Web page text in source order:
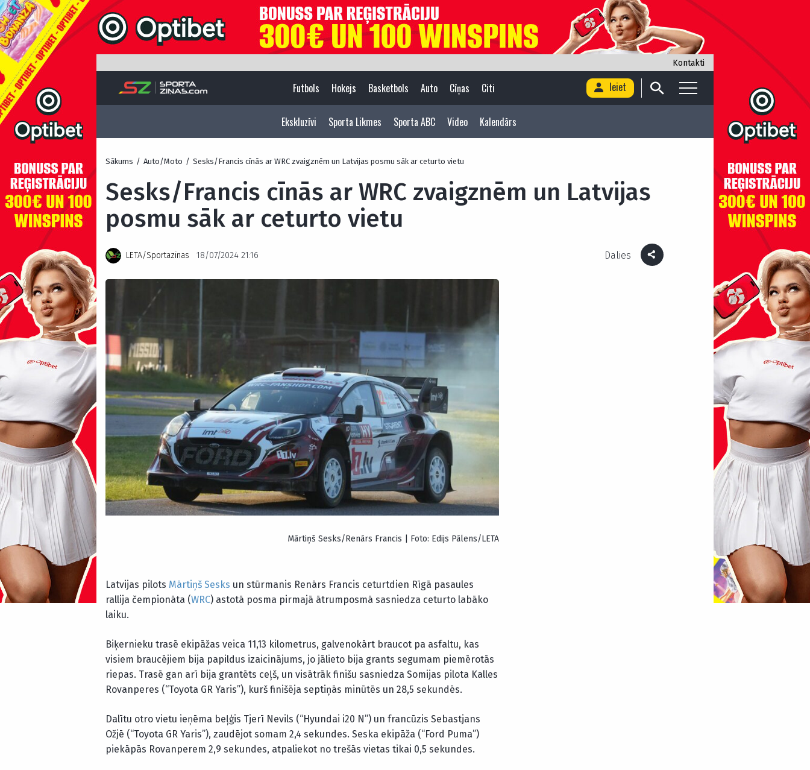
Kontakti
Futbols Hokejs Basketbols Auto Cīņas Citi Ieiet
Ekskluzīvi Sporta Likmes Sporta ABC Video Kalendārs
Sākums / Auto/Moto / Sesks/Francis cīnās ar WRC zvaigznēm un Latvijas posmu sāk ar ceturto vietu
Sesks/Francis cīnās ar WRC zvaigznēm un Latvijas
posmu sāk ar ceturto vietu
LETA/Sportazinas 18/07/2024 21:16 Dalies
Mārtiņš Sesks/Renārs Francis | Foto: Edijs Pālens/LETA
Latvijas pilots Mārtiņš Sesks un stūrmanis Renārs Francis ceturtdien Rīgā pasaules
rallija čempionāta (WRC) astotā posma pirmajā ātrumposmā sasniedza ceturto labāko
laiku.
Biķernieku trasē ekipāžas veica 11,13 kilometrus, galvenokārt braucot pa asfaltu, kas
visiem braucējiem bija papildus izaicinājums, jo jālieto bija grants segumam piemērotās
riepas. Trasē gan arī bija grantēts ceļš, un visātrāk finišu sasniedza Somijas pilota Kalles
Rovanperes (“Toyota GR Yaris”), kurš finišēja septiņās minūtēs un 28,5 sekundēs.
Dalītu otro vietu ieņēma beļģis Tjerī Nevils (“Hyundai i20 N”) un francūzis Sebastjans
Ožjē (“Toyota GR Yaris”), zaudējot somam 2,4 sekundes. Seska ekipāža (“Ford Puma”)
piekāpās Rovanperem 2,9 sekundes, atpaliekot no trešās vietas tikai 0,5 sekundes.